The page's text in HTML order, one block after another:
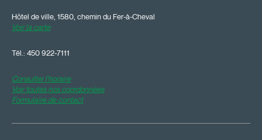
Hôtel de ville, 1580, chemin du Fer-à-Cheval
Voir la carte
Tél.: 450 922-7111
Consulter l'horaire
Voir toutes nos coordonnées
Formulaire de contact